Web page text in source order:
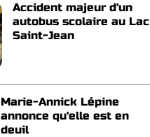
Accident majeur d'un
autobus scolaire au Lac
Saint-Jean
Marie-Annick Lépine
annonce qu'elle est en
deuil